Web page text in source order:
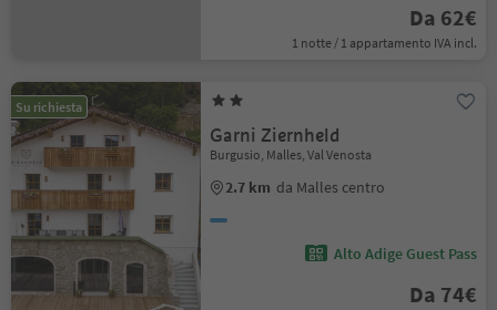
Da 62€
1 notte / 1 appartamento IVA incl.
Su richiesta
Garni Ziernheld
Burgusio, Malles, Val Venosta
2.7 km da Malles centro
Alto Adige Guest Pass
Da 74€